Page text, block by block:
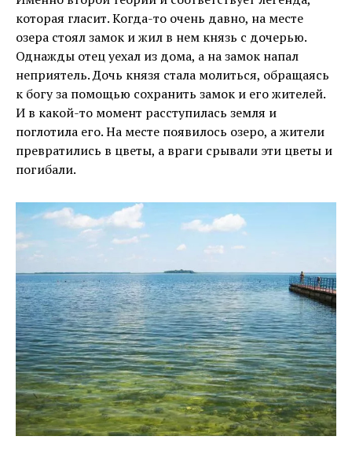
которая гласит. Когда-то очень давно, на месте
озера стоял замок и жил в нем князь с дочерью.
Однажды отец уехал из дома, а на замок напал
неприятель. Дочь князя стала молиться, обращаясь
к богу за помощью сохранить замок и его жителей.
И в какой-то момент расступилась земля и
поглотила его. На месте появилось озеро, а жители
превратились в цветы, а враги срывали эти цветы и
погибали.